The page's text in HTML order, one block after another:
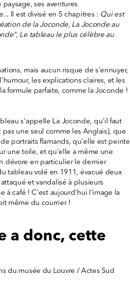
ses aventures
Il est divisé en 5 chapitres : Qui est
de la Joconde, La Joconde au
, Le tableau le plus célèbre au
mais aucun risque de s'ennuyer,
les explications claires, et les
formule parfaite, comme la Joconde !
s'appelle La Joconde, qu'il faut
une seul comme les Anglais), que
portraits flamands, qu'elle est peinte
une toile, et qu'elle a même une
dévore en particulier le dernier
tableau volé en 1911, évacué deux
et vandalisé à plusieurs
à café ! C'est aujourd'hui l'image la
même du courrier !
a donc, cette
du musée du Louvre / Actes Sud